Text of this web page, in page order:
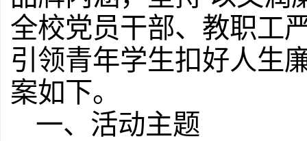
全校党员干部、教职工
引领青年学生扣好人生
案如下。
一、活动主题